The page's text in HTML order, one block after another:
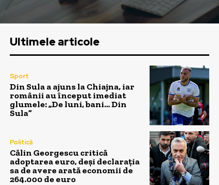
Ultimele articole
Sport
Din Sula a ajuns la Chiajna, iar
românii au început imediat
glumele: „De luni, bani… Din
Sula”
Politică
Călin Georgescu critică
adoptarea euro, deși declarația
sa de avere arată economii de
264.000 de euro